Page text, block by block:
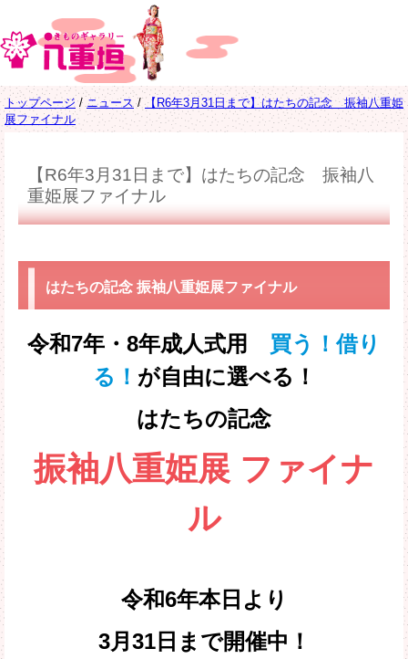
現
在
トップページ / ニュース /【R6年3月31日まで】はたちの記念 振袖八重姫
展ファイナル
【R6年3月31日まで】はたちの記念 振袖八
重姫展ファイナル
はたちの記念 振袖八重姫展ファイナル
令和7年・8年成人式用 買う！借り
る！ が自由に選べる！
はたちの記念
振袖八重姫展 ファイナ
ル
令和6年本日より
3月31日まで開催中！